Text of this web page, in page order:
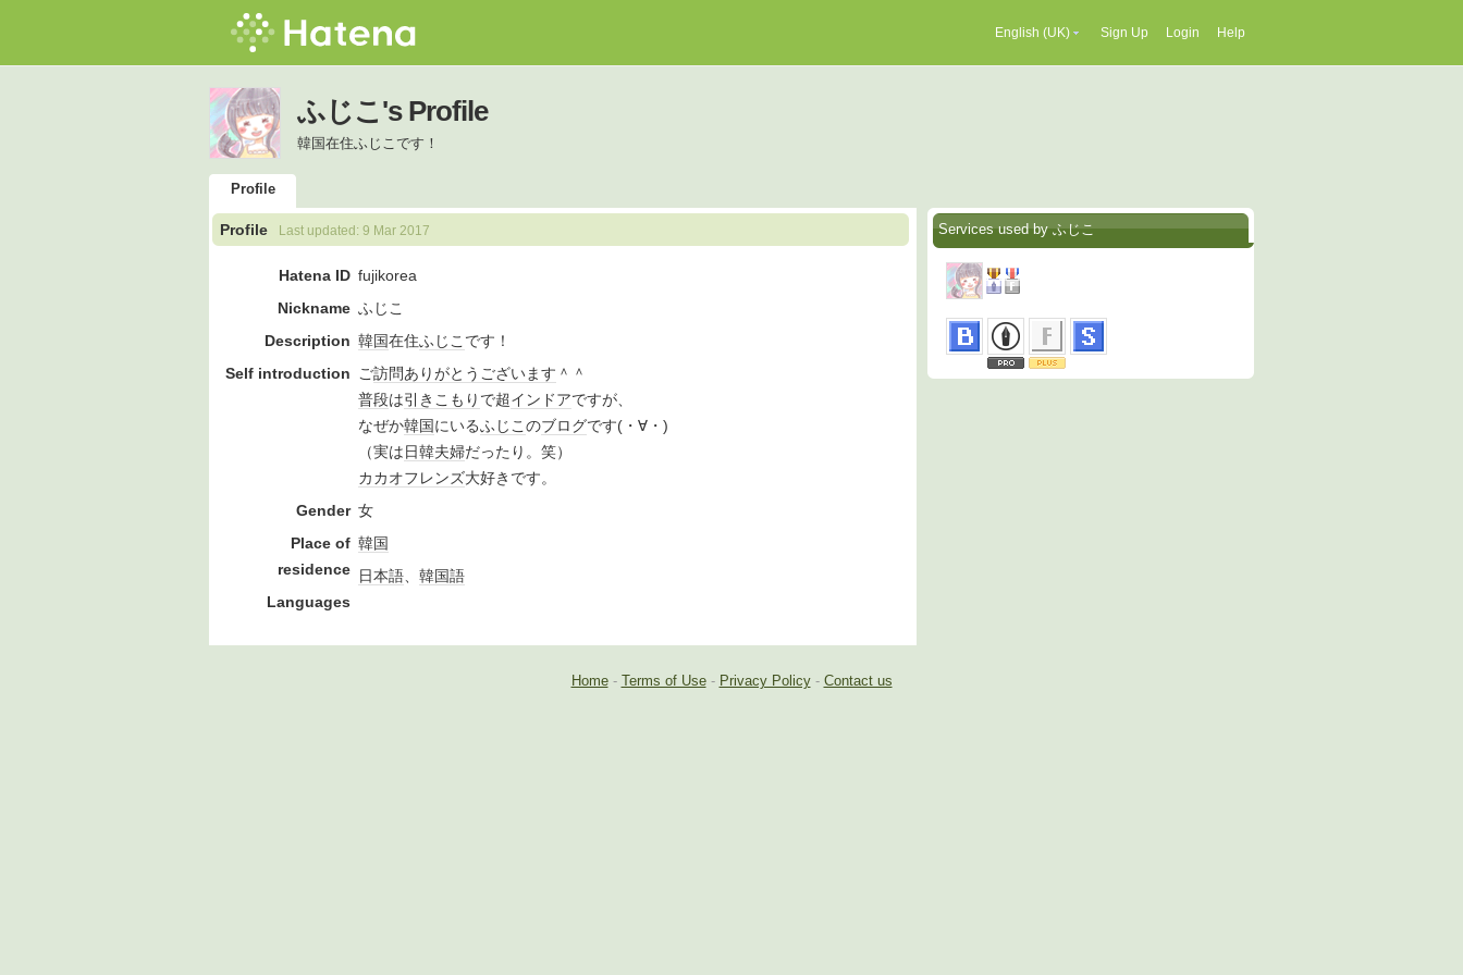
English (UK) Sign Up Login Help
ふじこ's Profile
韓国在住ふじこです！
Profile
Profile Last updated: 9 Mar 2017
Hatena ID fujikorea
Nickname ふじこ
Description 韓国在住ふじこ です！
Self introduction ご訪問ありがとうございます ＾＾
普段は引きこもり で超インドアですが、
なぜか韓国にいるふじこのブログです(・∀・)
（実は日韓夫婦だったり。笑）
カカオフレンズ大好きです。
Gender 女
Place of
residence
韓国
Languages
日本語、 韓国語
Services used by ふじこ
Home- Terms of Use- Privacy Policy- Contact us